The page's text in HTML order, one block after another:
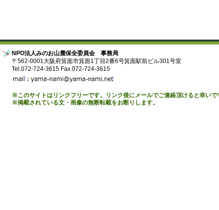
NPO法人みのお山麓保全委員会 事務局
〒562-0001大阪府箕面市箕面1丁目2番6号箕面駅前ビル301号室
Tel.072-724-3615 Fax.072-724-3615
※このサイトはリンクフリーです。リンク後にメールでご連絡頂けると幸いで
※掲載されている文・画像の無断転載をお断りします。